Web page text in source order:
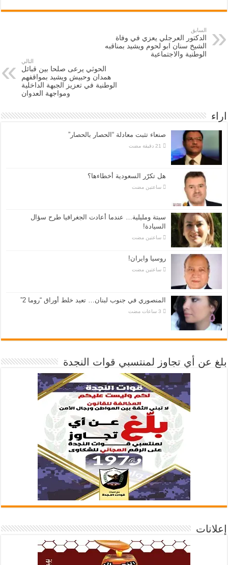
السابق
الدكتور العرجلي يعزي في وفاة
الشيخ سنان ابو لحوم ويشيد بمناقبه
الوطنية والاجتماعية
التالي
الحوثي يرعى صلحا بين قبائل
همدان وحبيش ويشيد بمواقفهم
الوطنية في تعزيز الجبهة الداخلية
ومواجهة العدوان
اراء
صنعاء تثبت معادلة “الحصار بالحصار”
هل تكرّر السعودية أخطاءها؟
‏ساعتين مضت
سبتة ومليلية… عندما أعادت الجغرافيا طرح سؤال
السيادة!
‏ساعتين مضت
روسيا وايران!
‏ساعتين مضت
المنصوري في جنوب لبنان… تعيد خلط أوراق “روما 2”
بلغ عن أي تجاوز لمنتسبي قوات النجدة
إعلانات